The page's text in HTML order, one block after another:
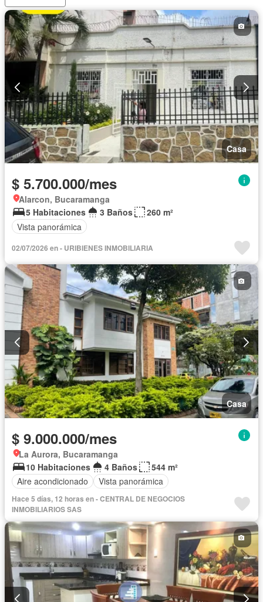
Casa
$ 5.700.000/mes
Alarcon, Bucaramanga
5 Habitaciones
3 Baños
260 m²
Vista panorámica
02/07/2026 en - URIBIENES INMOBILIARIA
Casa
$ 9.000.000/mes
La Aurora, Bucaramanga
10 Habitaciones
4 Baños
544 m²
Aire acondicionado
Vista panorámica
Hace 5 días, 12 horas en - CENTRAL DE NEGOCIOS
INMOBILIARIOS SAS